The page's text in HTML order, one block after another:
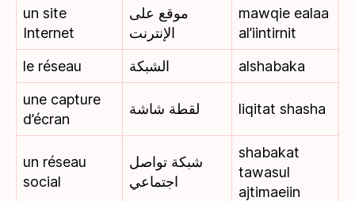
un site
Internet
موقع على
الإنترنت
mawqie ealaa
al’iintirnit
le réseau
الشبكة
alshabaka
une capture
d’écran
لقطة شاشة liqitat shasha
un réseau
social
شبكة تواصل
اجتماعي
shabakat
tawasul
ajtimaeiin